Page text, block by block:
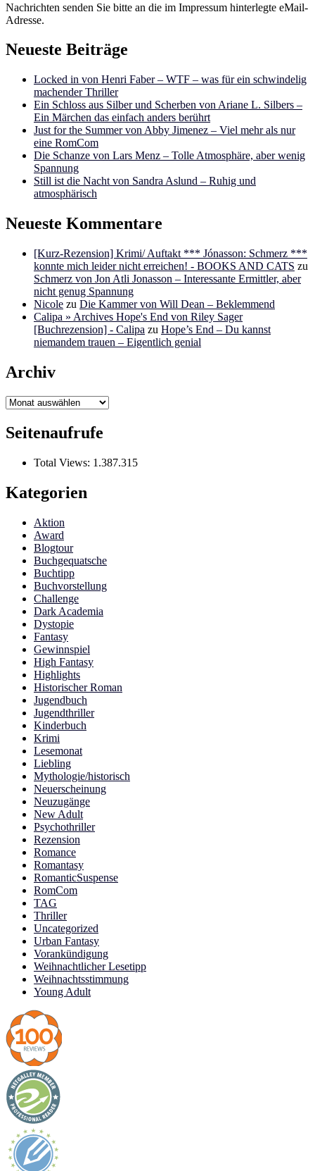
Nachrichten senden Sie bitte an die im Impressum hinterlegte eMail-
Adresse.
Neueste Beiträge
Locked in von Henri Faber – WTF – was für ein schwindelig
machender Thriller
Ein Schloss aus Silber und Scherben von Ariane L. Silbers –
Ein Märchen das einfach anders berührt
Just for the Summer von Abby Jimenez – Viel mehr als nur
eine RomCom
Die Schanze von Lars Menz – Tolle Atmosphäre, aber wenig
Spannung
Still ist die Nacht von Sandra Aslund – Ruhig und
atmosphärisch
Neueste Kommentare
[Kurz-Rezension] Krimi/ Auftakt *** Jónasson: Schmerz ***
konnte mich leider nicht erreichen! - BOOKS AND CATS zu
Schmerz von Jon Atli Jonasson – Interessante Ermittler, aber
nicht genug Spannung
Nicole zu Die Kammer von Will Dean – Beklemmend
Calipa » Archives Hope's End von Riley Sager
[Buchrezension] - Calipa zu Hope’s End – Du kannst
niemandem trauen – Eigentlich genial
Archiv
Archiv
Seitenaufrufe
Total Views: 1.387.315
Kategorien
Aktion
Award
Blogtour
Buchgequatsche
Buchtipp
Buchvorstellung
Challenge
Dark Academia
Dystopie
Fantasy
Gewinnspiel
High Fantasy
Highlights
Historischer Roman
Jugendbuch
Jugendthriller
Kinderbuch
Krimi
Lesemonat
Liebling
Mythologie/historisch
Neuerscheinung
Neuzugänge
New Adult
Psychothriller
Rezension
Romance
Romantasy
RomanticSuspense
RomCom
TAG
Thriller
Uncategorized
Urban Fantasy
Vorankündigung
Weihnachtlicher Lesetipp
Weihnachtsstimmung
Young Adult